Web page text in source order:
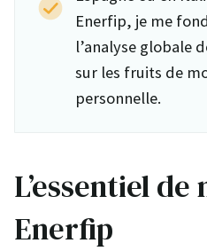
Enerfip, je me
l’analyse globale
sur les fruits de
personnelle.
L’essentiel
Enerfip